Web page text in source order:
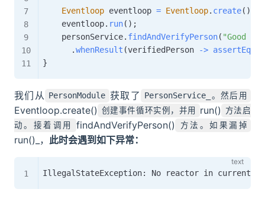
Eventloop eventloop = Eventloop. create( )
    eventloop
. run( ) ;
    personService
. findAndVerifyPerson( "Good
.whenResult (verifiedPerson ->
}
我们从 PersonModule 获取了 PersonService_。然后用
Eventloop.create() 创建事件循环实例，并用 run()
方法启
动。接着调用
findAndVerifyPerson() 方法。如果漏掉
run()_， 此时会遇到如下异常：